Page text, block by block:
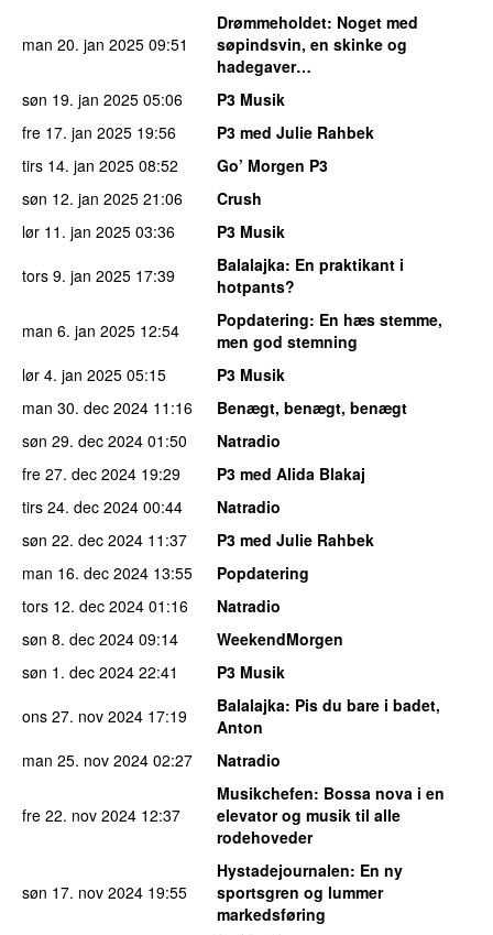
man 20. jan 2025 09:51
Drømmeholdet: Noget med
søpindsvin, en skinke og
hadegaver…
søn 19. jan 2025 05:06
P3 Musik
fre 17. jan 2025 19:56
P3 med Julie Rahbek
tirs 14. jan 2025 08:52
Go’ Morgen P3
søn 12. jan 2025 21:06
Crush
lør 11. jan 2025 03:36
P3 Musik
tors 9. jan 2025 17:39 Balalajka: En praktikant i
hotpants?
man 6. jan 2025 12:54 Popdatering: En hæs stemme,
men god stemning
lør 4. jan 2025 05:15
P3 Musik
man 30. dec 2024 11:16
Benægt, benægt, benægt
søn 29. dec 2024 01:50
Natradio
fre 27. dec 2024 19:29
P3 med Alida Blakaj
tirs 24. dec 2024 00:44
Natradio
søn 22. dec 2024 11:37
P3 med Julie Rahbek
man 16. dec 2024 13:55
Popdatering
tors 12. dec 2024 01:16
Natradio
søn 8. dec 2024 09:14
WeekendMorgen
søn 1. dec 2024 22:41
P3 Musik
ons 27. nov 2024 17:19 Balalajka: Pis du bare i badet,
Anton
man 25. nov 2024 02:27 Natradio
fre 22. nov 2024 12:37
Musikchefen: Bossa nova i en
elevator og musik til alle
rodehoveder
søn 17. nov 2024 19:55
Hystadejournalen: En ny
sportsgren og lummer
markedsføring